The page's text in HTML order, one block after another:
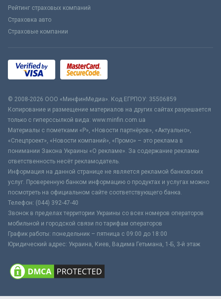
Рейтинг страховых компаний
Страховка авто
Страховые компании
© 2008-2026 ООО «МинфинМедиа». Код ЕГРПОУ: 35506859
Копирование и размещение материалов на других сайтах разрешается
только с гиперссылкой вида: www.minfin.com.ua
Материалы с пометками «Р», «Новости партнёров», «Актуально»,
«Спецпроект», «Новости компаний», «Промо» – это реклама в
понимании Закона Украины «О рекламе». За содержание рекламы
ответственность несёт рекламодатель.
Информация на данной странице не является рекламой банковских
услуг. Проверенную банком информацию о продуктах и услугах можно
посмотреть на официальном сайте соответствующего банка.
Телефон: (044) 392-47-40
Звонок в пределах территории Украины со всех номеров операторов
мобильной и городской связи по тарифам операторов
График работы: понедельник – пятница с 09:00 до 18:00
Юридический адрес: Украина, Киев, Вадима Гетьмана, 1-Б, 3-й этаж